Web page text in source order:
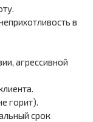
в
агрессивной
горит).
срок